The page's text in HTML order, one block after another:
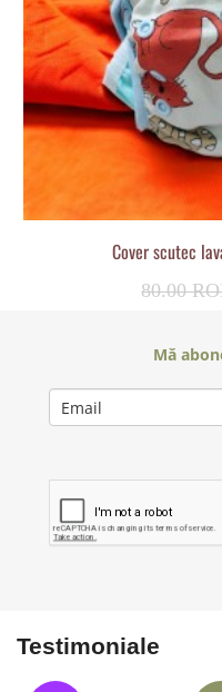
Cover scutec
80.00
Mă
Testimoniale